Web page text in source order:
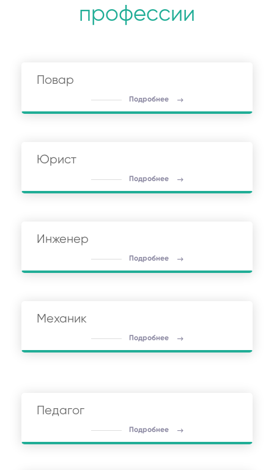
профессии
Повар
Подробнее
Юрист
Подробнее
Инженер
Подробнее
Механик
Подробнее
Педагог
Подробнее